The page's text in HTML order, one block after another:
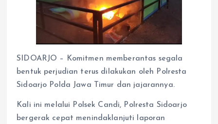
SIDOARJO – Komitmen memberantas segala
bentuk perjudian terus dilakukan oleh Polresta
Sidoarjo Polda Jawa Timur dan jajarannya.
Kali ini melalui Polsek Candi, Polresta Sidoarjo
bergerak cepat menindaklanjuti laporan